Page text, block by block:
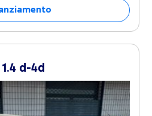
d-4d